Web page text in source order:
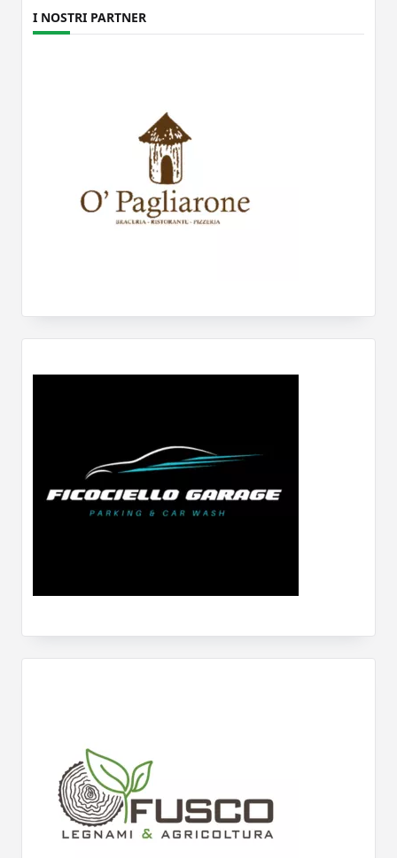
I NOSTRI PARTNER